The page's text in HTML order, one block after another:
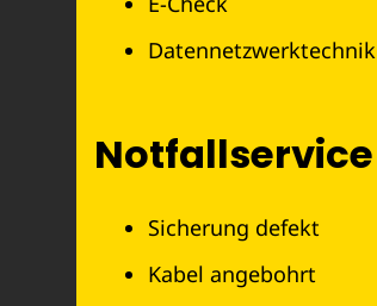
Datennetzwerktechnik
Notfallservice
Sicherung defekt
Kabel angebohrt